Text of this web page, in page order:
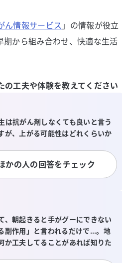
ん情報サービス 」の情報が役立
期から組み合わせ、快適な生活
の工夫や体験を教えてください
は抗がん剤しなくても良いと言う
が、上がる可能性はどれくらいか
かの人の回答をチェック
、朝起きると手がグーにできない
副作用」と言われるだけで...。地
か工夫してることがあれば知りた